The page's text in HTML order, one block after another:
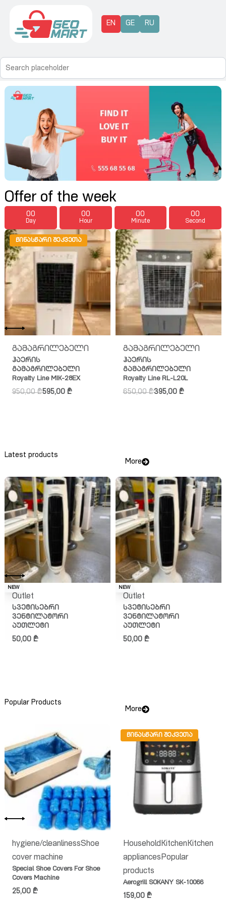
EN GE RU
Offer of the week
00
Day
00
Hour
00
Minute
00
Second
ᲬᲘᲜᲐᲡᲬᲐᲠᲘ ᲨᲔᲙᲕᲔᲗᲐ
გამაგრილებელი
ჰაერის
გამაგრილებელი
Royalty Line MIK-28EX
950,00₾595,00 ₾
გამაგრილებელი
ჰაერის
გამაგრილებელი
Royalty Line RL-L20L
650,00₾395,00 ₾
Latest products
More
NEW
Outlet
სვეტისებრი
ვენტილატორი
აუთლეტი
50,00 ₾
NEW
Outlet
სვეტისებრი
ვენტილატორი
აუთლეტი
50,00 ₾
Popular Products
More
hygiene/cleanlinessShoe
cover machine
Special Shoe Covers For Shoe
Covers Machine
25,00 ₾
ᲬᲘᲜᲐᲡᲬᲐᲠᲘ ᲨᲔᲙᲕᲔᲗᲐ
HouseholdKitchenKitchen
appliancesPopular
products
Aerogrill SOKANY SK-10066
159,00 ₾